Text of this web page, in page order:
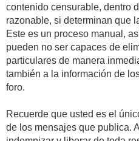
contenido censurable, dentro
razonable, si determinan que
Este es un proceso manual,
pueden no ser capaces de
particulares de manera
también a la información de
foro.
Recuerde que usted es el
de los mensajes que publica.